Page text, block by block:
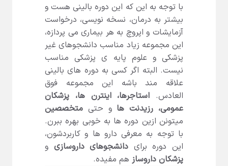
با توجه به این که این دوره بالینی هست و
بیشتر به درمان، نسخه نویسی، درخواست
آزمایشات و اپروچ به هر بیماری می پردازه،
این مجموعه زیاد مناسب دانشجوهای غیر
پزشکی و علوم پایه ی پزشکی مناسب
نیست. البته اگر کسی به دوره های بالینی
علاقه مند باشه این مجموعه فوق
العادس. استاجرها، اینترن ها، پزشکان
عمومی، رزیدنت هاو حتی متخصصین
میتونن ازین دوره ها به خوبی بهره ببرن.
با توجه به معرفی دارو ها و کاربردشون،
این دوره برای دانشجوهای داروسازی و
پزشکان داروساز هم مفیده.